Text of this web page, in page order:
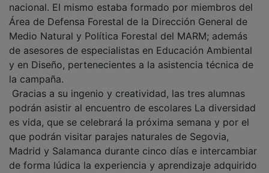
nacional. El mismo estaba formado por miembros del
Área de Defensa Forestal de la Dirección General de
Medio Natural y Política Forestal del MARM; además
de asesores de especialistas en Educación Ambiental
y en Diseño, pertenecientes a la asistencia técnica de
la campaña.
Gracias a su ingenio y creatividad, las tres alumnas
podrán asistir al encuentro de escolares La diversidad
es vida, que se celebrará la próxima semana y por el
que podrán visitar parajes naturales de Segovia,
Madrid y Salamanca durante cinco días e intercambiar
de forma lúdica la experiencia y aprendizaje adquirido